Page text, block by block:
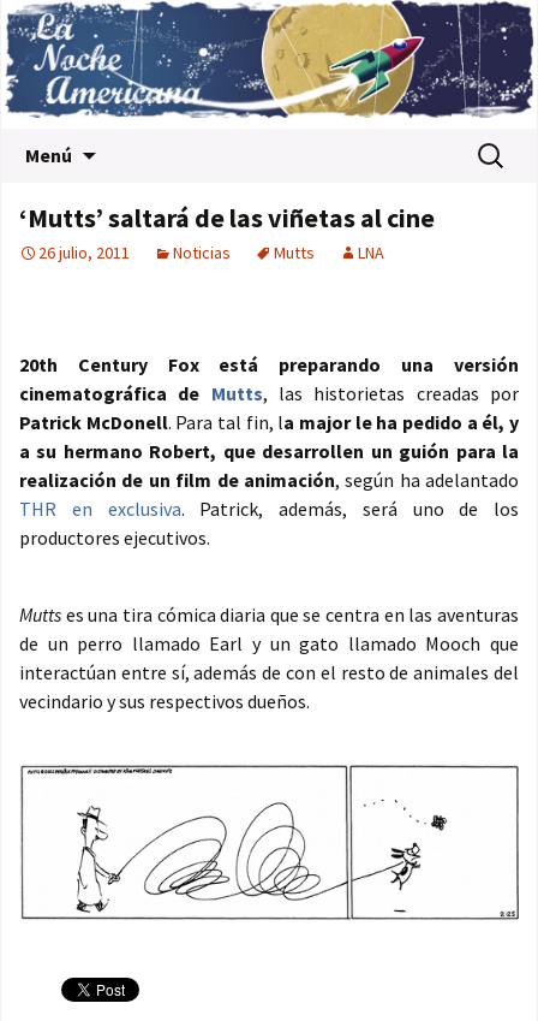
Menú Buscar:
‘Mutts’ saltará de las viñetas al cine
26 julio, 2011 Noticias Mutts LNA
20th Century Fox está preparando una versión
cinematográfica de Mutts, las historietas creadas por
Patrick McDonell. Para tal fin, la major le ha pedido a él, y
a su hermano Robert, que desarrollen un guión para la
realización de un film de animación, según ha adelantado
THR en exclusiva. Patrick, además, será uno de los
productores ejecutivos.
Mutts es una tira cómica diaria que se centra en las aventuras
de un perro llamado Earl y un gato llamado Mooch que
interactúan entre sí, además de con el resto de animales del
vecindario y sus respectivos dueños.